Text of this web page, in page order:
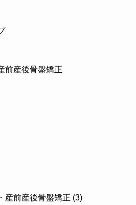
前産後骨盤矯正
産前産後骨盤矯正 (3)